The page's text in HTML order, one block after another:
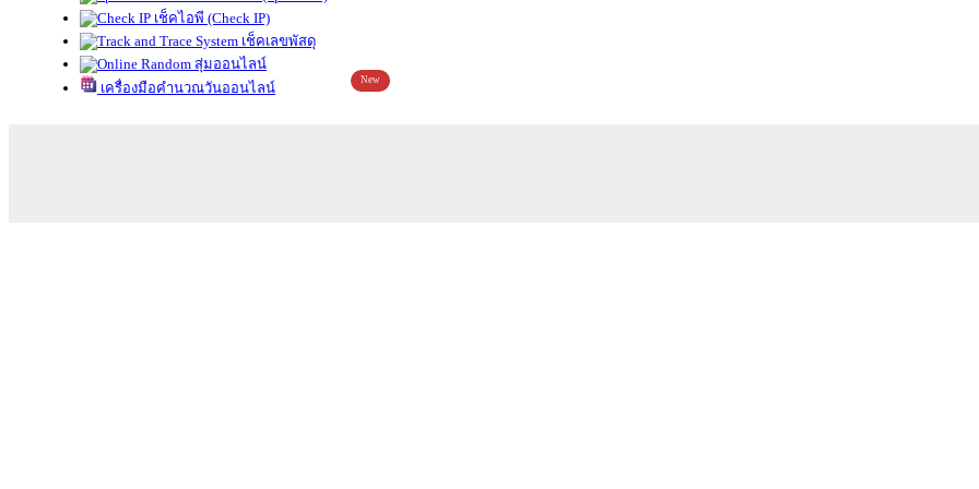
เช็คไอพี (Check IP)
เช็คเลขพัสดุ
สุ่มออนไลน์
เครื่องมือคำนวณวันออนไลน์
New